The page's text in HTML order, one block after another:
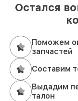
Остался
Поможем
запчастей
Составим
Выдадим
талон